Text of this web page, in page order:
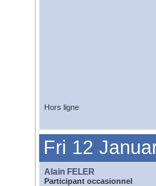
Hors ligne
Fri 12
Alain FELER
Participant occasionnel